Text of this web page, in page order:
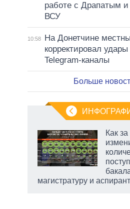
работе с Драпатым
ВСУ
10:58
На Донетчине
корректировал
Telegram-каналы
Больше
Как
магистратуру и